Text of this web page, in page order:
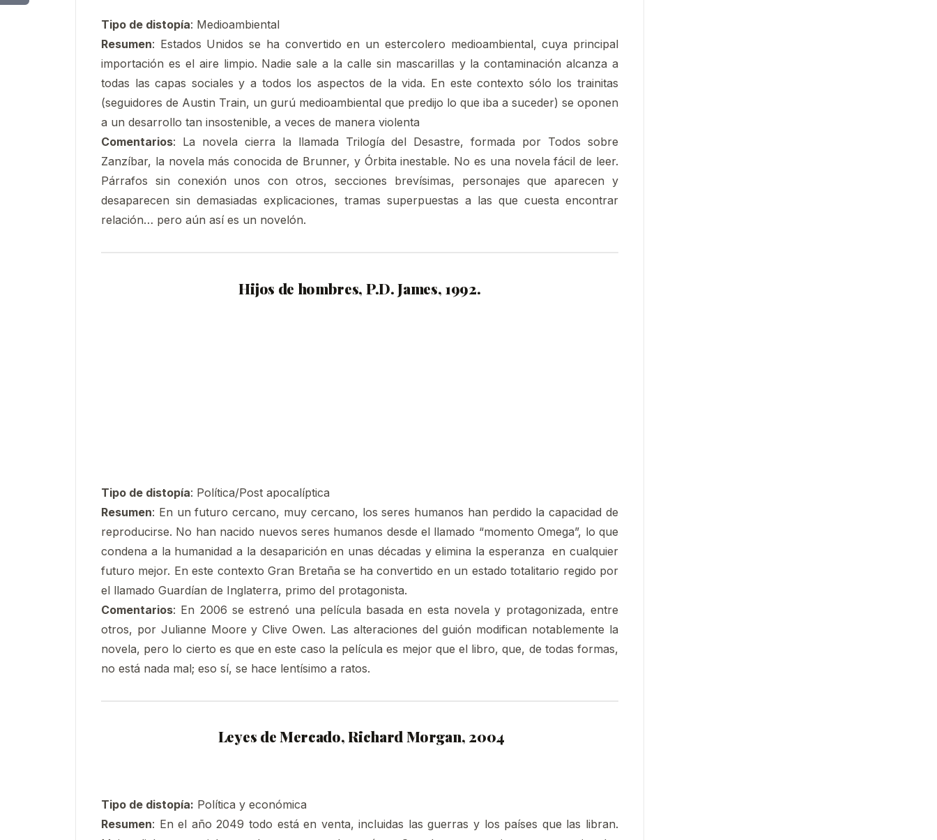
Tipo de distopía: Medioambiental
Resumen: Estados Unidos se ha convertido en un estercolero medioambiental, cuya principal
importación es el aire limpio. Nadie sale a la calle sin mascarillas y la contaminación alcanza a
todas las capas sociales y a todos los aspectos de la vida. En este contexto sólo los trainitas
(seguidores de Austin Train, un gurú medioambiental que predijo lo que iba a suceder) se oponen
a un desarrollo tan insostenible, a veces de manera violenta
Comentarios: La novela cierra la llamada Trilogía del Desastre, formada por Todos sobre
Zanzíbar, la novela más conocida de Brunner, y Órbita inestable. No es una novela fácil de leer.
Párrafos sin conexión unos con otros, secciones brevísimas, personajes que aparecen y
desaparecen sin demasiadas explicaciones, tramas superpuestas a las que cuesta encontrar
relación… pero aún así es un novelón.
Hijos de hombres, P.D. James, 1992.
Tipo de distopía: Política/Post apocalíptica
Resumen: En un futuro cercano, muy cercano, los seres humanos han perdido la capacidad de
reproducirse. No han nacido nuevos seres humanos desde el llamado “momento Omega”, lo que
condena a la humanidad a la desaparición en unas décadas y elimina la esperanza en cualquier
futuro mejor. En este contexto Gran Bretaña se ha convertido en un estado totalitario regido por
el llamado Guardían de Inglaterra, primo del protagonista.
Comentarios: En 2006 se estrenó una película basada en esta novela y protagonizada, entre
otros, por Julianne Moore y Clive Owen. Las alteraciones del guión modifican notablemente la
novela, pero lo cierto es que en este caso la película es mejor que el libro, que, de todas formas,
no está nada mal; eso sí, se hace lentísimo a ratos.
Leyes de Mercado, Richard Morgan, 2004
Tipo de distopía: Política y económica
Resumen: En el año 2049 todo está en venta, incluidas las guerras y los países que las libran.